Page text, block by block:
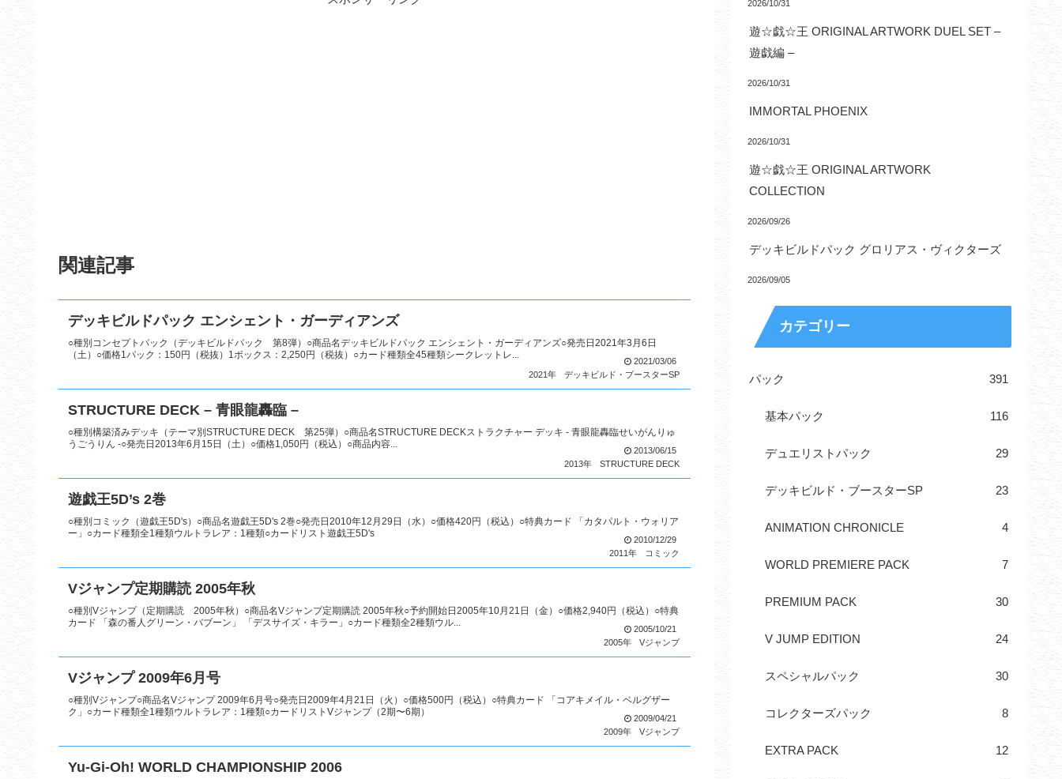
関連記事
デッキビルドパック エンシェント・ガーディアンズ
○種別コンセプトパック（デッキビルドパック 第8弾）○商品名デッキビルドパック エンシェント・ガーディアンズ○発売日2021年3月6日
（土）○価格1パック：150円（税抜）1ボックス：2,250円（税抜）○カード種類全45種類シークレットレ...
2021/03/06
2021年
デッキビルド・ブースターSP
STRUCTURE DECK – 青眼龍轟臨 –
○種別構築済みデッキ（テーマ別STRUCTURE DECK 第25弾）○商品名STRUCTURE DECKストラクチャー デッキ - 青眼龍轟臨せいがんりゅ
うごうりん -○発売日2013年6月15日（土）○価格1,050円（税込）○商品内容...
2013/06/15
2013年
STRUCTURE DECK
遊戯王5D’s 2巻
○種別コミック（遊戯王5D's）○商品名遊戯王5D's 2巻○発売日2010年12月29日（水）○価格420円（税込）○特典カード 「カタパルト・ウォリア
ー」○カード種類全1種類ウルトラレア：1種類○カードリスト遊戯王5D's
2010/12/29
2011年
コミック
Vジャンプ定期購読 2005年秋
○種別Vジャンプ（定期購読 2005年秋）○商品名Vジャンプ定期購読 2005年秋○予約開始日2005年10月21日（金）○価格2,940円（税込）○特典
カード 「森の番人グリーン・バブーン」 「デスサイズ・キラー」○カード種類全2種類ウル...
2005/10/21
2005年
Vジャンプ
Vジャンプ 2009年6月号
○種別Vジャンプ○商品名Vジャンプ 2009年6月号○発売日2009年4月21日（火）○価格500円（税込）○特典カード 「コアキメイル・ベルグザー
ク」○カード種類全1種類ウルトラレア：1種類○カードリストVジャンプ（2期〜6期）
2009/04/21
2009年
Vジャンプ
Yu-Gi-Oh! WORLD CHAMPIONSHIP 2006
2026/10/31
遊☆戯☆王 ORIGINAL ARTWORK DUEL SET –
遊戯編 –
2026/10/31
IMMORTAL PHOENIX
2026/10/31
遊☆戯☆王 ORIGINAL ARTWORK
COLLECTION
2026/09/26
デッキビルドパック グロリアス・ヴィクターズ
2026/09/05
カテゴリー
パック 391
基本パック 116
デュエリストパック 29
デッキビルド・ブースターSP 23
ANIMATION CHRONICLE 4
WORLD PREMIERE PACK 7
PREMIUM PACK 30
V JUMP EDITION 24
スペシャルパック 30
コレクターズパック 8
EXTRA PACK 12